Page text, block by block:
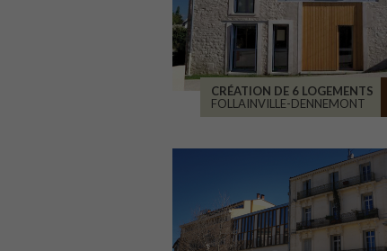
CRÉATION DE 6 LOGEMENTS
FOLLAINVILLE-DENNEMONT